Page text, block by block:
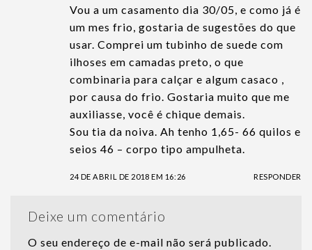
Vou a um casamento dia 30/05, e como já é
um mes frio, gostaria de sugestões do que
usar. Comprei um tubinho de suede com
ilhoses em camadas preto, o que
combinaria para calçar e algum casaco ,
por causa do frio. Gostaria muito que me
auxiliasse, você é chique demais.
Sou tia da noiva. Ah tenho 1,65- 66 quilos e
seios 46 – corpo tipo ampulheta.
24 DE ABRIL DE 2018 EM 16:26 RESPONDER
Deixe um comentário
O seu endereço de e-mail não será publicado.